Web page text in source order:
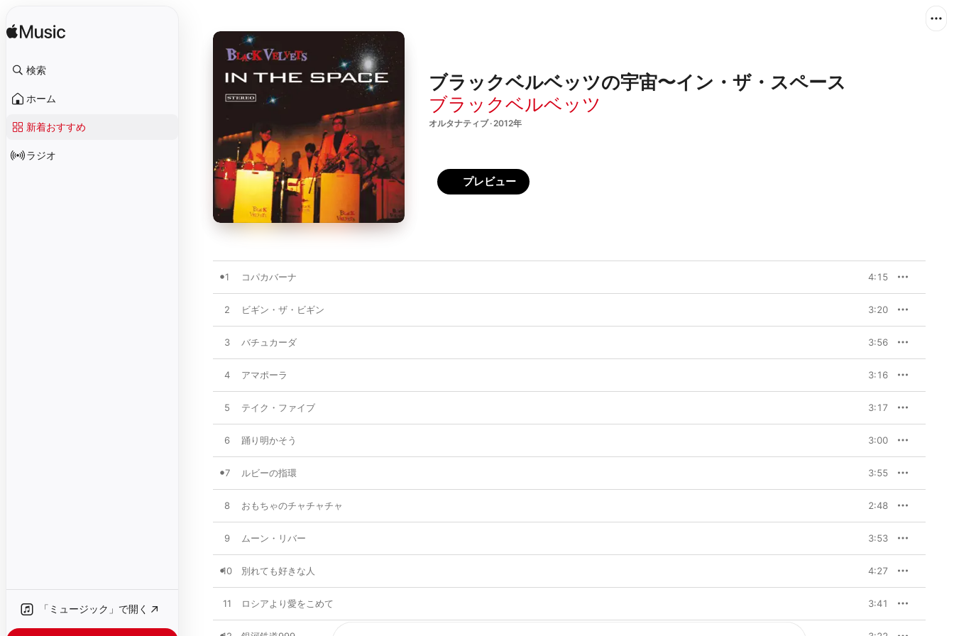
検索
ホーム
新着おすすめ
ラジオ
「ミュージック」で開く
ブラックベルベッツの宇宙〜イン・ザ・スペース
ブラックベルベッツ
オルタナティブ · 2012年
プレビュー
1 コパカバーナ 4:15
2 ビギン・ザ・ビギン 3:20
3 バチュカーダ 3:56
4 アマポーラ 3:16
5 テイク・ファイブ 3:17
6 踊り明かそう 3:00
7 ルビーの指環 3:55
8 おもちゃのチャチャチャ 2:48
9 ムーン・リバー 3:53
10 別れても好きな人 4:27
11 ロシアより愛をこめて 3:41